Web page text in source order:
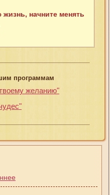
начните менять
программам
желанию"